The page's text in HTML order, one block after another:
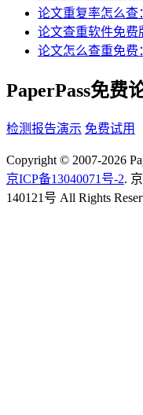
论文重复率怎么查
论文查重软件免费
论文怎么查重免费
PaperPass免费
检测报告演示 免费试用
Copyright © 2007-2026
京ICP备13040071号-2.
140121号 All Rights